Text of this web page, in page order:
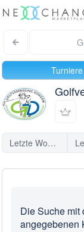
Turniere
Letzte Woche
Die Suche mit
angegebenen